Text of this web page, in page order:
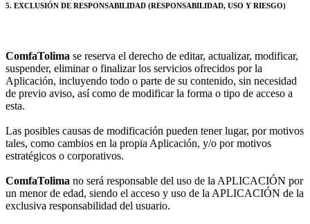
5. EXCLUSIÓN DE RESPONSABILIDAD (RESPONSABILIDAD, USO Y RIESGO)
ComfaTolima se reserva el derecho de editar, actualizar, modificar,
suspender, eliminar o finalizar los servicios ofrecidos por la
Aplicación, incluyendo todo o parte de su contenido, sin necesidad
de previo aviso, así como de modificar la forma o tipo de acceso a
esta.
Las posibles causas de modificación pueden tener lugar, por motivos
tales, como cambios en la propia Aplicación, y/o por motivos
estratégicos o corporativos.
ComfaTolima no será responsable del uso de la APLICACIÓN por
un menor de edad, siendo el acceso y uso de la APLICACIÓN de la
exclusiva responsabilidad del usuario.